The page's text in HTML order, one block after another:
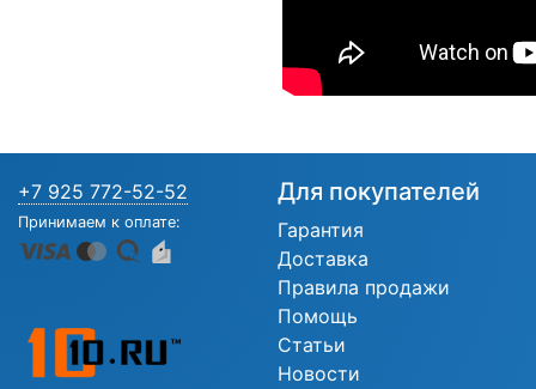
+7 925 772-52-52
Принимаем к оплате:
Для покупателей
Гарантия
Доставка
Правила продажи
Помощь
Статьи
Новости